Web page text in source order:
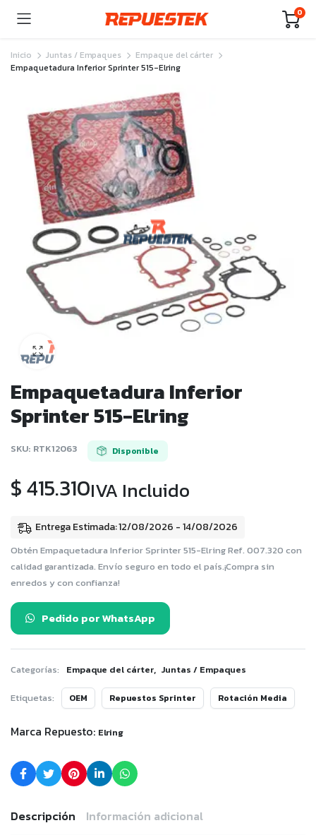
0
Inicio Juntas / Empaques
Empaque del cárter
Empaquetadura Inferior Sprinter 515-Elring
Empaquetadura Inferior
Sprinter 515-Elring
SKU: RTK12063 Disponible
$415.310IVA Incluido
Entrega Estimada: 12/08/2026 - 14/08/2026
Obtén Empaquetadura Inferior Sprinter 515-Elring Ref. 007.320 con
calidad garantizada. Envío seguro en todo el país.¡Compra sin
enredos y con confianza!
Pedido por WhatsApp
Categorías: Empaque del cárter, Juntas / Empaques
Etiquetas: OEM Repuestos Sprinter Rotación Media
Marca Repuesto: Elring
Descripción Información adicional